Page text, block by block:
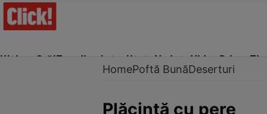
Ultima Oră!Trending Actualitate Vedete Video Prime Time
HomePoftă BunăDeserturi
Plăcintă cu pere